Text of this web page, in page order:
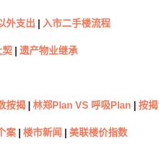
外支出 入市二手楼流程
契 遗产物业继承
按揭 林郑Plan VS 呼吸Plan 按
案 楼市新闻 美联楼价指数